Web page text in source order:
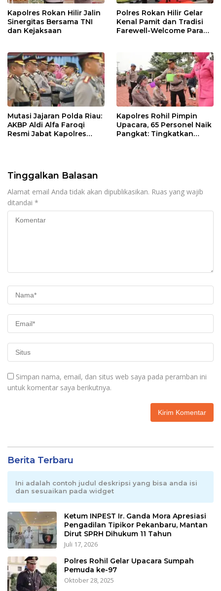
Kapolres Rokan Hilir Jalin
Sinergitas Bersama TNI
dan Kejaksaan
Polres Rokan Hilir Gelar
Kenal Pamit dan Tradisi
Farewell-Welcome Parade
Mutasi Jajaran Polda Riau:
AKBP Aldi Alfa Faroqi
Resmi Jabat Kapolres
Kapolres Rohil Pimpin
Upacara, 65 Personel Naik
Pangkat: Tingkatkan
Tinggalkan Balasan
Alamat email Anda tidak akan dipublikasikan. Ruas yang wajib
ditandai *
Simpan nama, email, dan situs web saya pada peramban ini
untuk komentar saya berikutnya.
Berita Terbaru
Ini adalah contoh judul deskripsi yang bisa anda isi
dan sesuaikan pada widget
Ketum INPEST Ir. Ganda Mora Apresiasi
Pengadilan Tipikor Pekanbaru, Mantan
Dirut SPRH Dihukum 11 Tahun
Juli 17, 2026
Polres Rohil Gelar Upacara Sumpah
Pemuda ke-97
Oktober 28, 2025